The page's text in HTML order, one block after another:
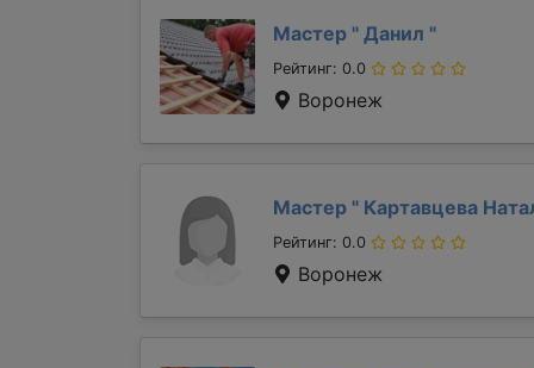
Мастер " Данил "
Рейтинг: 0.0
Воронеж
Мастер " Картавцева
Рейтинг: 0.0
Воронеж